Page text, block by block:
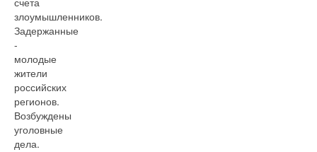
злоумышленников.
Задержанные
-
молодые
жители
российских
регионов.
Возбуждены
уголовные
дела.